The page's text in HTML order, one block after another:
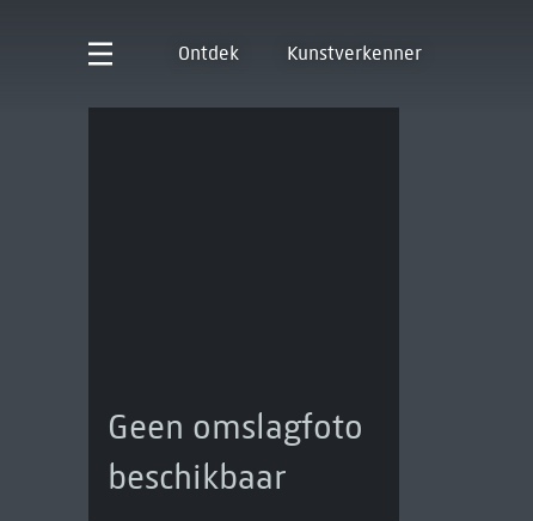
Ontdek Kunstverkenner
Geen omslagfoto
beschikbaar